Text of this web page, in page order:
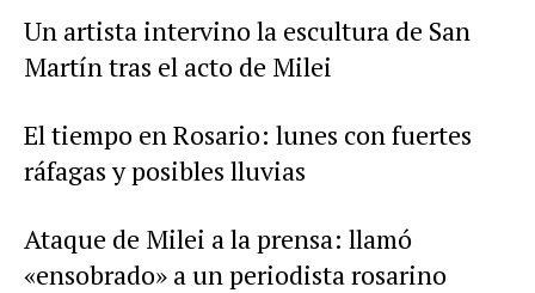
Un artista intervino la escultura de San
Martín tras el acto de Milei
El tiempo en Rosario: lunes con fuertes
ráfagas y posibles lluvias
Ataque de Milei a la prensa: llamó
«ensobrado» a un periodista rosarino